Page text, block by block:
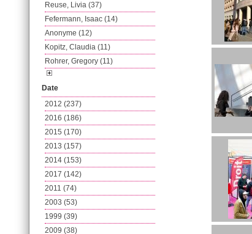
Reuse, Livia (37)
Fefermann, Isaac (14)
Anonyme (12)
Kopitz, Claudia (11)
Rohrer, Gregory (11)
Date
2012 (237)
2016 (186)
2015 (170)
2013 (157)
2014 (153)
2017 (142)
2011 (74)
2003 (53)
1999 (39)
2009 (38)